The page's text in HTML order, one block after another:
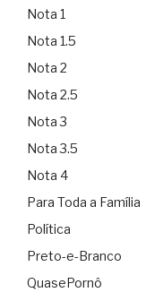
Nota 1
Nota 1.5
Nota 2
Nota 2.5
Nota 3
Nota 3.5
Nota 4
Para Toda a Família
Política
Preto-e-Branco
QuasePornô